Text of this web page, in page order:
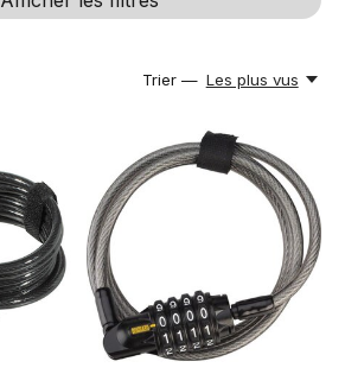
Trier — Les plus vus